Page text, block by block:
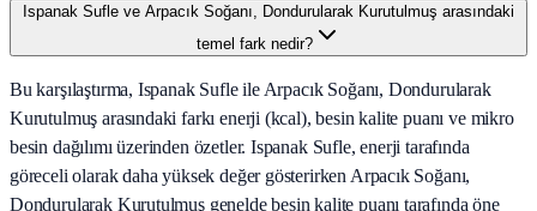
Ispanak Sufle ve Arpacık Soğanı, Dondurularak Kurutulmuş arasındaki
temel fark nedir?
Bu karşılaştırma, Ispanak Sufle ile Arpacık Soğanı, Dondurularak
Kurutulmuş arasındaki farkı enerji (kcal), besin kalite puanı ve mikro
besin dağılımı üzerinden özetler. Ispanak Sufle, enerji tarafında
göreceli olarak daha yüksek değer gösterirken Arpacık Soğanı,
Dondurularak Kurutulmuş genelde besin kalite puanı tarafında öne